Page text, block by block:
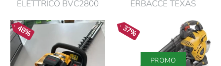
ELETTRICO BVC2800
ERBACCE TEXAS
48% 37%
PROMO